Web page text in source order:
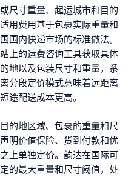
尺寸重量、起运城市和目的
用费用基于包裹实际重量和
国内快递市场的标准做法。
上的运费咨询工具获取具体
地以及包装尺寸和重量，系
分段定价模式意味着远距离
途配送成本更高。
的地区域、包裹的重量和尺
明价值保险、货到付款和优
上单独定价。韵达在国际可
的最大重量和尺寸阈值，处